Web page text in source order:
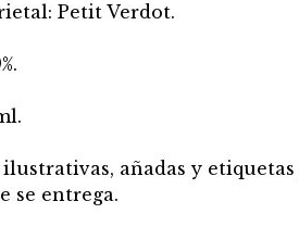
Petit Verdot.
ilustrativas, añadas y
se entrega.